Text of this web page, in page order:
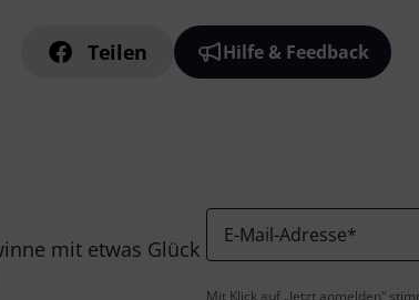
Teilen Hilfe & Feedback
mit etwas Glück
E-Mail-Adresse*
Mit Klick auf „Jetzt anmelden“